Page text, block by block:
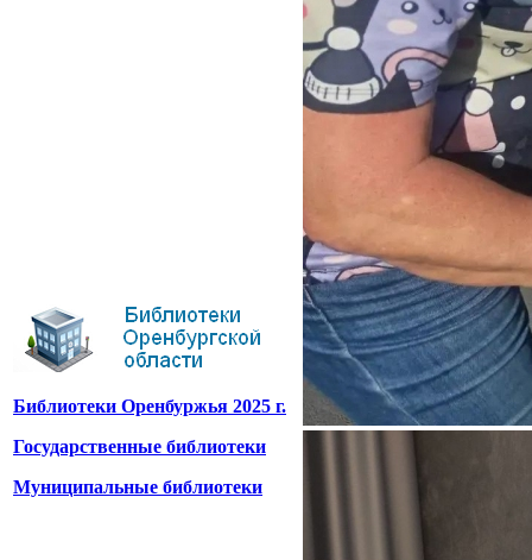
Библиотеки Оренбуржья 2025 г.
Государственные библиотеки
Муниципальные библиотеки